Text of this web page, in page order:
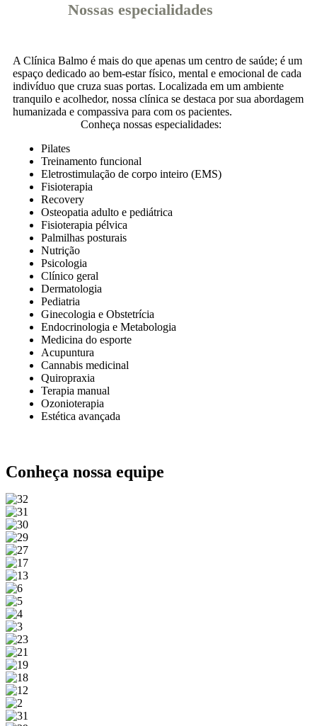
Nossas especialidades
A Clínica Balmo é mais do que apenas um centro de saúde; é um
espaço dedicado ao bem-estar físico, mental e emocional de cada
indivíduo que cruza suas portas. Localizada em um ambiente
tranquilo e acolhedor, nossa clínica se destaca por sua abordagem
humanizada e compassiva para com os pacientes.
Conheça nossas especialidades:
Pilates
Treinamento funcional
Eletrostimulação de corpo inteiro (EMS)
Fisioterapia
Recovery
Osteopatia adulto e pediátrica
Fisioterapia pélvica
Palmilhas posturais
Nutrição
Psicologia
Clínico geral
Dermatologia
Pediatria
Ginecologia e Obstetrícia
Endocrinologia e Metabologia
Medicina do esporte
Acupuntura
Cannabis medicinal
Quiropraxia
Terapia manual
Ozonioterapia
Estética avançada
Conheça nossa equipe